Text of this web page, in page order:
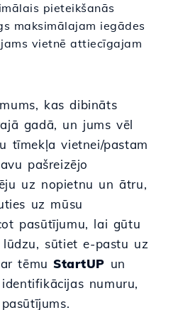
pieteikšanās
maksimālajam iegādes
vietnē attiecīgajam
kas dibināts
gadā, un jums vēl
tīmekļa vietnei/pastam
pašreizējo
uz nopietnu un ātru,
uz mūsu
pasūtījumu, lai gūtu
sūtiet e-pastu uz
ar tēmuStartUP un
numuru,